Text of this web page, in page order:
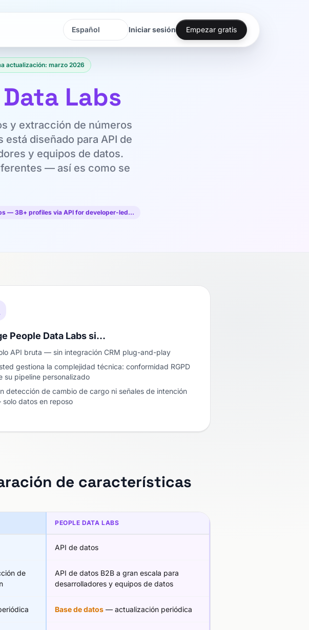
Idioma
Idioma
Iniciar sesión Empezar gratis
actualización: marzo 2026
Labs
y extracción de números
está diseñado para API de
y equipos de datos.
— así es como se
— 3B+ profiles via API for developer-led…
People Data Labs si…
API bruta — sin integración CRM plug-and-play
gestiona la complejidad técnica: conformidad RGPD
su pipeline personalizado
detección de cambio de cargo ni señales de intención
datos en reposo
de características
PEOPLE DATA LABS
API de datos
de
API de datos B2B a gran escala para
desarrolladores y equipos de datos
Base de datos — actualización periódica